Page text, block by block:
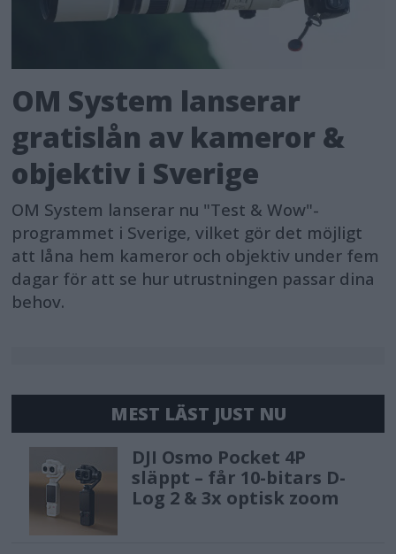
OM System lanserar
gratislån av kameror &
objektiv i Sverige
OM System lanserar nu "Test & Wow"-
programmet i Sverige, vilket gör det möjligt
att låna hem kameror och objektiv under fem
dagar för att se hur utrustningen passar dina
behov.
MEST LÄST JUST NU
DJI Osmo Pocket 4P
släppt – får 10-bitars D-
Log 2 & 3x optisk zoom